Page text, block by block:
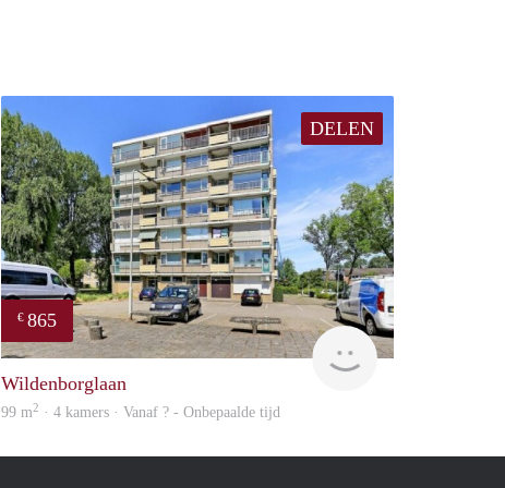
DELEN
€ 865
rent
Wildenborglaan
99 m2 · 4 kamers · Vanaf ? - Onbepaalde tijd